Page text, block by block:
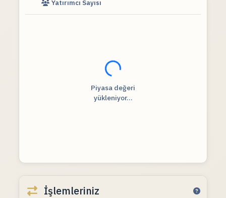
Yatırımcı Sayısı
Fiyat verileri yükleniyor...
Piyasa değeri
yükleniyor...
İşlemleriniz